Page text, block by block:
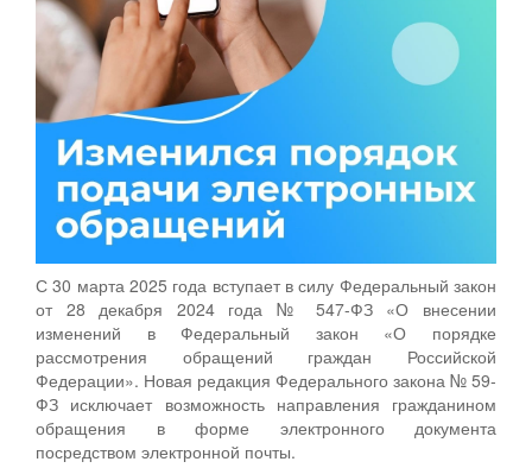
С 30 марта 2025 года вступает в силу Федеральный закон
от 28 декабря 2024 года № 547-ФЗ «О внесении
изменений в Федеральный закон «О порядке
рассмотрения обращений граждан Российской
Федерации». Новая редакция Федерального закона № 59-
ФЗ исключает возможность направления гражданином
обращения в форме электронного документа
посредством электронной почты.